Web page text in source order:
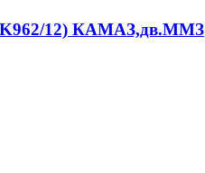
12) КАМАЗ,дв.ММЗ